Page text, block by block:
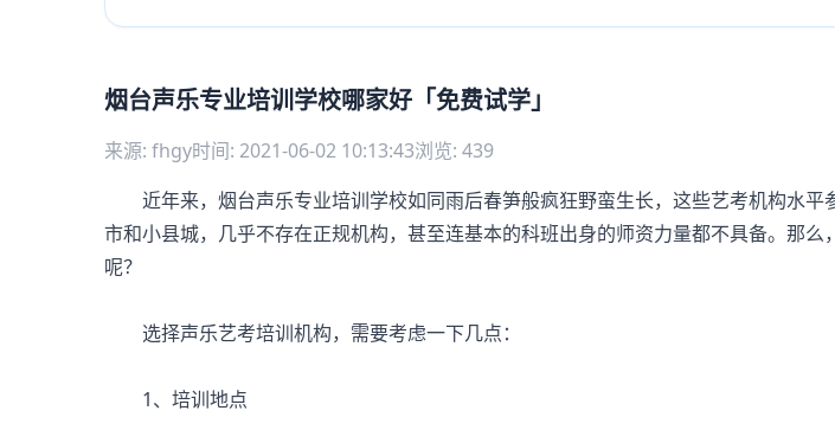
烟台声乐专业培训学校哪家好「免费试学」
来源: fhgy时间: 2021-06-02 10:13:43浏览: 439
近年来，烟台声乐专业培训学校如同雨后春笋般疯狂野蛮生长，这些艺考机构水平
市和小县城，几乎不存在正规机构，甚至连基本的科班出身的师资力量都不具备。那么
呢？
选择声乐艺考培训机构，需要考虑一下几点：
1、培训地点